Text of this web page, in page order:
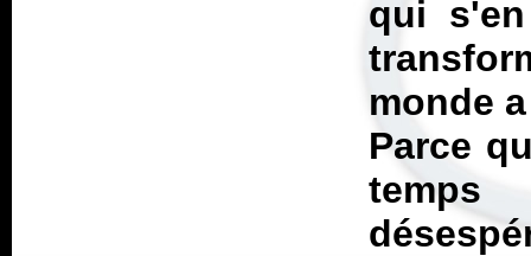
qui
monde
Parce